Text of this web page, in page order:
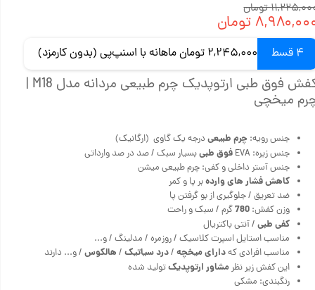
تومان
تومان
4 قسط 2,245,000 تومان ماهانه با اسنپ‌پی (بدون کارمزد)
کفش فوق طبی ارتوپدیک چرم طبیعی مردانه مدل M18 |
میخچی
جنس رویه: چرم طبیعیدرجه یک گاوی (ارگانیک)
جنس زیره: EVA
فوق طبیبسیار سبک / صد در صد وارداتی
جنس آستر داخلی و کفی: چرم طبیعی میشن
کاهش فشار های واردهبر پا و کمر
ضد تعریق / جلوگیری از بو گرفتن پا
وزن کفش: 780گرم / سبک و راحت
کفی طبی/ آنتی باکتریال
مناسب استایل اسپرت کلاسیک / روزمره / مدلینگ / و...
مناسب افرادی کهدارای میخچه/درد سیاتیک/ هالکوس/ و... دارند
این کفش زیر نظرمشاور ارتوپدیکتولید شده
رنگبندی: مشکی